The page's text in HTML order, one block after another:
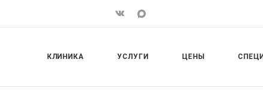
КЛИНИКА УСЛУГИ ЦЕНЫ